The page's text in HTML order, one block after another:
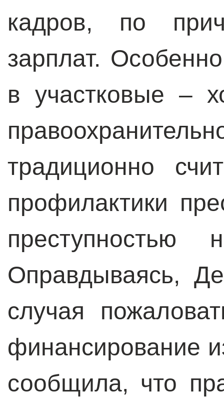
кадров, по
зарплат.
в участковые –
традиционно
профилактики
Оправдываясь,
случая
финансирование
сообщила, что